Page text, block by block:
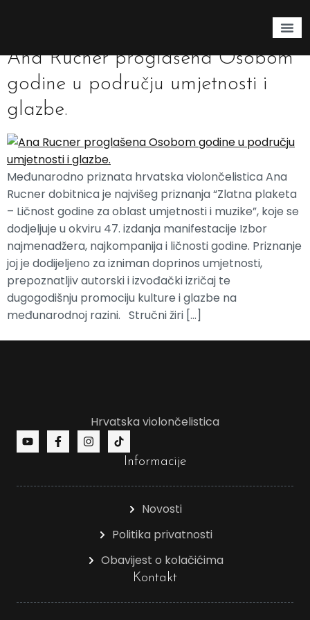
Ana Rucner proglašena Osobom
godine u području umjetnosti i
glazbe.
Međunarodno priznata hrvatska violončelistica Ana
Rucner dobitnica je najvišeg priznanja “Zlatna plaketa
– Ličnost godine za oblast umjetnosti i muzike”, koje se
dodjeljuje u okviru 47. izdanja manifestacije Izbor
najmenadžera, najkompanija i ličnosti godine. Priznanje
joj je dodijeljeno za izniman doprinos umjetnosti,
prepoznatljiv autorski i izvođački izričaj te
dugogodišnju promociju kulture i glazbe na
međunarodnoj razini. Stručni žiri […]
Hrvatska violončelistica
Informacije
Novosti
Politika privatnosti
Obavijest o kolačićima
Kontakt